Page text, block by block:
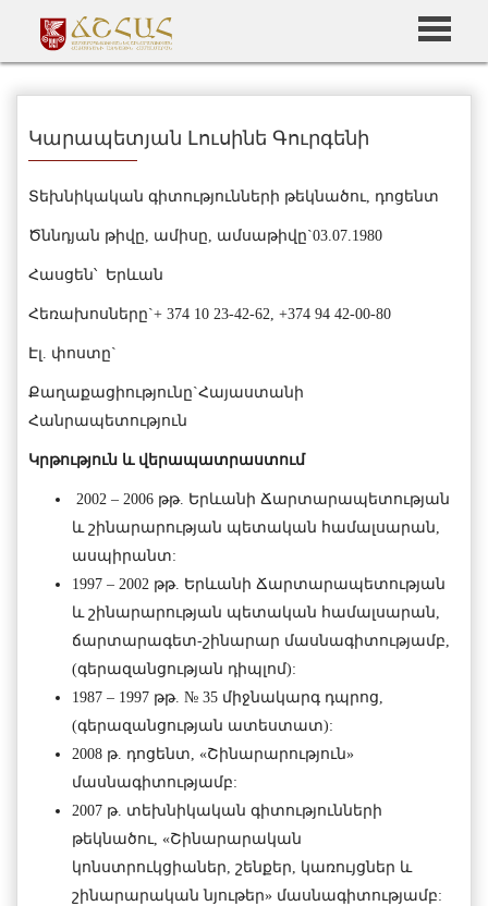
Կարապետյան Լուսինե Գուրգենի
Տեխնիկական գիտությունների թեկնածու, դոցենտ
Ծննդյան թիվը, ամիսը, ամսաթիվը`03.07.1980
Հասցեն՝ Երևան
Հեռախոսները`+ 374 10 23-42-62, +374 94 42-00-80
Էլ. փոստը`
Քաղաքացիությունը`Հայաստանի
Հանրապետություն
Կրթություն և վերապատրաստում
2002 – 2006 թթ. Երևանի Ճարտարապետության
և շինարարության պետական համալսարան,
ասպիրանտ:
1997 – 2002 թթ. Երևանի Ճարտարապետության
և շինարարության պետական համալսարան,
ճարտարագետ-շինարար մասնագիտությամբ,
(գերազանցության դիպլոմ):
1987 – 1997 թթ. № 35 միջնակարգ դպրոց,
(գերազանցության ատեստատ):
2008 թ. դոցենտ, «Շինարարություն»
մասնագիտությամբ:
2007 թ. տեխնիկական գիտությունների
թեկնածու, «Շինարարական
կոնստրուկցիաներ, շենքեր, կառույցներ և
շինարարական նյութեր» մասնագիտությամբ: